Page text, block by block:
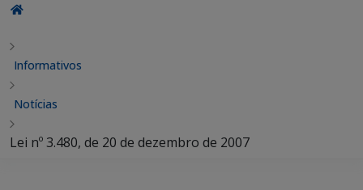
Informativos
Notícias
Lei nº 3.480, de 20 de dezembro de 2007